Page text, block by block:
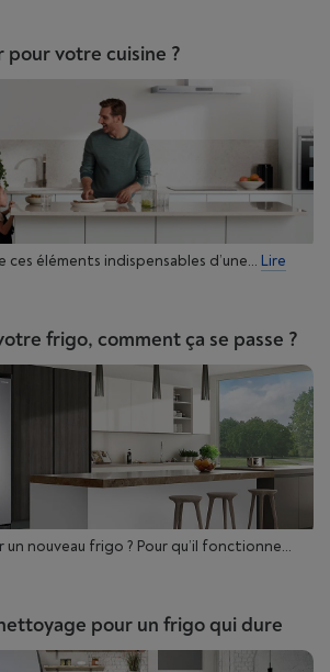
pour votre cuisine ?
éléments indispensables d’une... Lire
frigo, comment ça se passe ?
un nouveau frigo ? Pour qu’il fonctionne...
pour un frigo qui dure